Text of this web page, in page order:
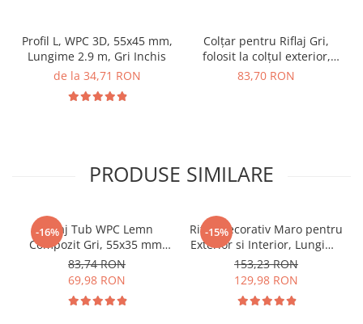
Profil L, WPC 3D, 55x45 mm,
Lungime 2.9 m, Gri Inchis
de la 34,71 RON
Colțar pentru Riflaj Gri,
folosit la colțul exterior,
40x40 mm, Lungime 2.9 m,
83,70 RON
PRODUSE SIMILARE
-16%
Riflaj Tub WPC Lemn
Compozit Gri, 55x35 mm,
Profil Rectangular
Ramforsat, Lungime 2.9 m
83,74 RON
69,98 RON
-15%
Riflaj Decorativ Maro pentru
Exterior si Interior, Lungime
2.9 m, WPC Lemn Compozit
Durabil, 219x26 mm
153,23 RON
129,98 RON